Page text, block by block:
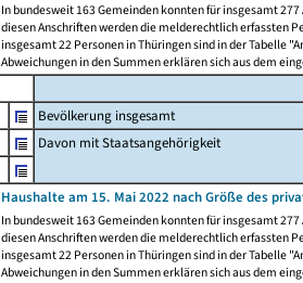
In bundesweit 163 Gemeinden konnten für insgesamt
diesen Anschriften werden die melderechtlich erfassten
insgesamt 22 Personen in Thüringen sind in der Tabelle
Abweichungen in den Summen erklären sich aus dem
Bevölkerung insgesamt
Davon mit Staatsangehörigkeit
Haushalte am 15. Mai 2022 nach Größe des
In bundesweit 163 Gemeinden konnten für insgesamt
diesen Anschriften werden die melderechtlich erfassten
insgesamt 22 Personen in Thüringen sind in der Tabelle
Abweichungen in den Summen erklären sich aus dem